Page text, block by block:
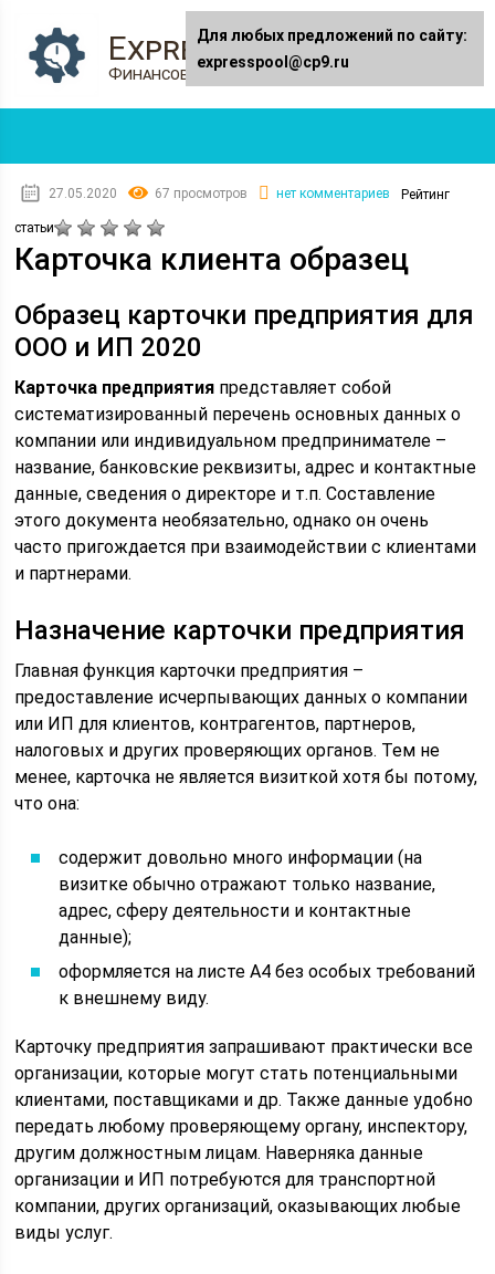
Expresspool.ru
Финансовый журнал
27.05.2020 67 просмотров нет комментариев Рейтинг
статьи
Карточка клиента образец
Образец карточки предприятия для
ООО и ИП 2020
Карточка предприятия представляет собой
систематизированный перечень основных данных о
компании или индивидуальном предпринимателе –
название, банковские реквизиты, адрес и контактные
данные, сведения о директоре и т.п. Составление
этого документа необязательно, однако он очень
часто пригождается при взаимодействии с клиентами
и партнерами.
Назначение карточки предприятия
Главная функция карточки предприятия –
предоставление исчерпывающих данных о компании
или ИП для клиентов, контрагентов, партнеров,
налоговых и других проверяющих органов. Тем не
менее, карточка не является визиткой хотя бы потому,
что она:
содержит довольно много информации (на
визитке обычно отражают только название,
адрес, сферу деятельности и контактные
данные);
оформляется на листе А4 без особых требований
к внешнему виду.
Карточку предприятия запрашивают практически все
организации, которые могут стать потенциальными
клиентами, поставщиками и др. Также данные удобно
передать любому проверяющему органу, инспектору,
другим должностным лицам. Наверняка данные
организации и ИП потребуются для транспортной
компании, других организаций, оказывающих любые
виды услуг.
Для любых предложений по сайту:
expresspool@cp9.ru